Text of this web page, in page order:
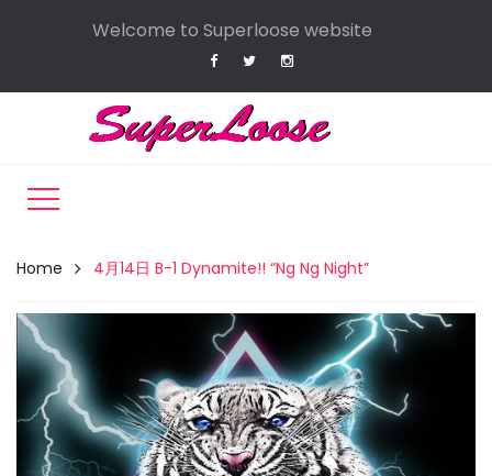
Welcome to Superloose website
Home 4月14日 B-1 Dynamite!! “Ng Ng Night”